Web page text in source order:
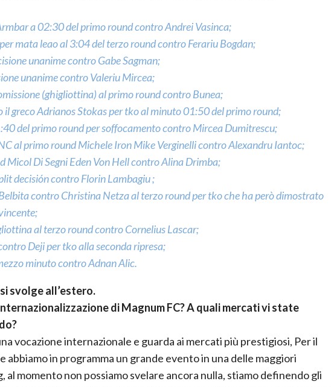
a 02:30 del primo round contro Andrei Vasinca;
mata leao al 3:04 del terzo round contro Ferariu Bogdan;
unanime contro Gabe Sagman;
unanime contro Valeriu Mircea;
(ghigliottina) al primo round contro Bunea;
il greco Adrianos Stokas per tko al minuto 01:50 del primo round;
del primo round per soffocamento contro Mircea Dumitrescu;
al primo round Michele Iron Mike Verginelli contro Alexandru Iantoc;
Micol Di Segni Eden Von Hell contro Alina Drimba;
decisión contro Florin Lambagiu ;
contro Christina Netza al terzo round per tko che ha però dimostrato
al terzo round contro Cornelius Lascar;
Deji per tko alla seconda ripresa;
minuto contro Adnan Alic.
svolge all’estero.
di Magnum FC?A quali mercati vi state
vocazione internazionale e guarda ai mercati più prestigiosi, Per il
abbiamo in programma un grande evento in una delle maggiori
momento non possiamo svelare ancora nulla, stiamo definendo gli